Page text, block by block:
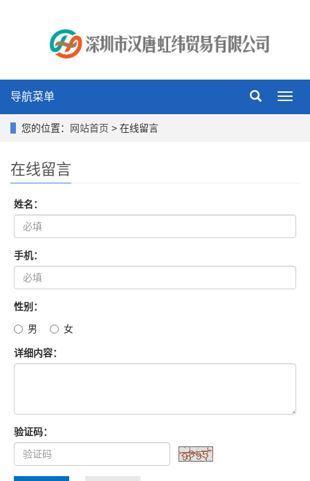
导航菜单
您的位置： 网站首页 > 在线留言
在线留言
姓名：
手机：
性别：
男
女
详细内容：
验证码：